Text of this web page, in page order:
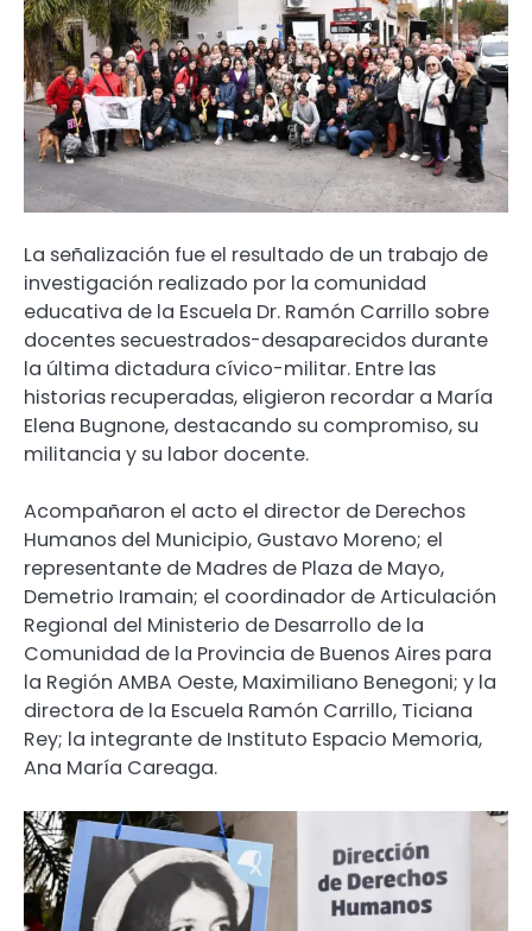
La señalización fue el resultado de un trabajo de
investigación realizado por la comunidad
educativa de la Escuela Dr. Ramón Carrillo sobre
docentes secuestrados-desaparecidos durante
la última dictadura cívico-militar. Entre las
historias recuperadas, eligieron recordar a María
Elena Bugnone, destacando su compromiso, su
militancia y su labor docente.
Acompañaron el acto el director de Derechos
Humanos del Municipio, Gustavo Moreno; el
representante de Madres de Plaza de Mayo,
Demetrio Iramain; el coordinador de Articulación
Regional del Ministerio de Desarrollo de la
Comunidad de la Provincia de Buenos Aires para
la Región AMBA Oeste, Maximiliano Benegoni; y la
directora de la Escuela Ramón Carrillo, Ticiana
Rey; la integrante de Instituto Espacio Memoria,
Ana María Careaga.